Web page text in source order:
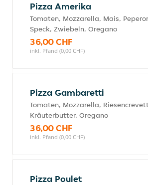
Pizza Amerika
Tomaten, Mozzarella, Mais,
Speck, Zwiebeln, Oregano
36,00 CHF
inkl. Pfand (0,00 CHF)
Pizza Gambaretti
Tomaten, Mozzarella,
Kräuterbutter, Oregano
36,00 CHF
inkl. Pfand (0,00 CHF)
Pizza Poulet